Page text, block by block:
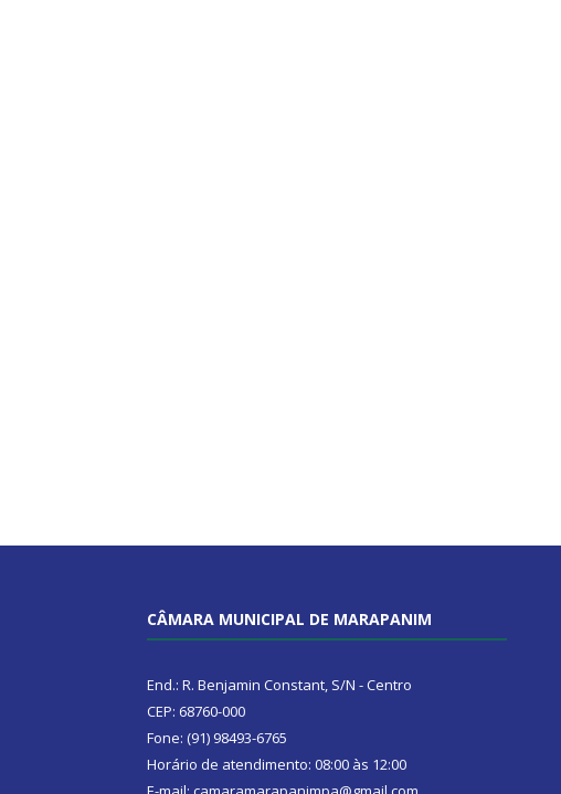
CÂMARA MUNICIPAL DE MARAPANIM
End.: R. Benjamin Constant, S/N - Centro
CEP: 68760-000
Fone: (91) 98493-6765
Horário de atendimento: 08:00 às 12:00